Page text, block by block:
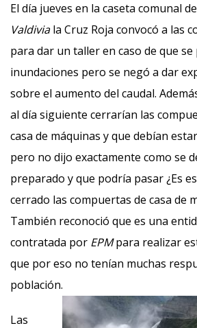
El día jueves en la caseta comunal
Valdiviala Cruz Roja convocó a las
para dar un taller en caso de que
inundaciones pero se negó a dar
sobre el aumento del caudal.
al día siguiente cerrarían las
casa de máquinas y que debían
pero no dijo exactamente como se
preparado y que podría pasar ¿Es
cerrado las compuertas de casa de
También reconoció que es una
contratada por EPMpara realizar
que por eso no tenían muchas
población.
Las